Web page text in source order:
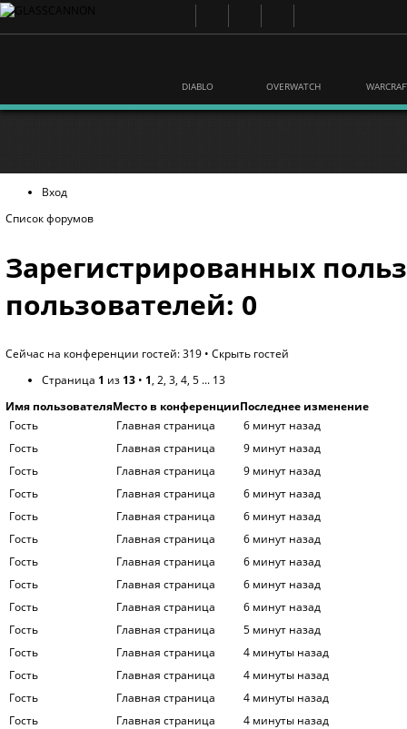
DIABLO OVERWATCH
Вход
Список форумов
Зарегистрированных
пользователей: 0
Сейчас на конференции гостей: 319 • Скрыть гостей
Страница 1 из 13 • 1, 2, 3, 4, 5 ... 13
Имя пользователяМесто в конференцииПоследнее изменение
Гость
Главная страница
6 минут назад
Гость
Главная страница
9 минут назад
Гость
Главная страница
9 минут назад
Гость
Главная страница
6 минут назад
Гость
Главная страница
6 минут назад
Гость
Главная страница
6 минут назад
Гость
Главная страница
6 минут назад
Гость
Главная страница
6 минут назад
Гость
Главная страница
6 минут назад
Гость
Главная страница
5 минут назад
Гость
Главная страница
4 минуты назад
Гость
Главная страница
4 минуты назад
Гость
Главная страница
4 минуты назад
Гость
Главная страница
4 минуты назад